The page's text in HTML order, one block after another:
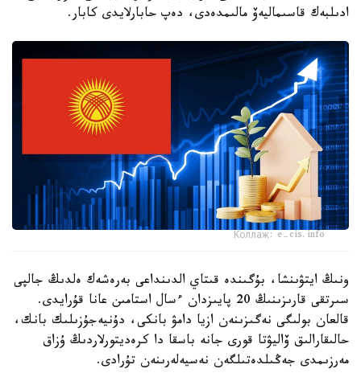
ادىلبەك قاسىماليەۆ مالىمدەدى، دەپ حابارلايدى كابار.
Коллаж: e-cis.info
ونىڭ ايتۋىنشا، بۇگىندە قىتاي الدىنداعى بەرەشەك ەلدىڭ جالپى
سىرتقى قارىزىنىڭ 20 پايىزدان ءسال استامىن عانا قۇرايدى.
قالعان بولىگى نەگىزىنەن ازيا دامۋ بانكى، دۇنيەجۇزىلىك بانك،
حالىقارالىق ۆاليۋتا قورى جانە باسقا دا كرەديتورلاردىڭ ۇزاق
مەرزىمدى جەڭىلدەتىلگەن نەسيەلەرىنەن تۇرادى.